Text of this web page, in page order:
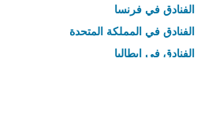
الفنادق في فرنسا
الفنادق في المملكة المتحدة
الفنادق في إيطاليا